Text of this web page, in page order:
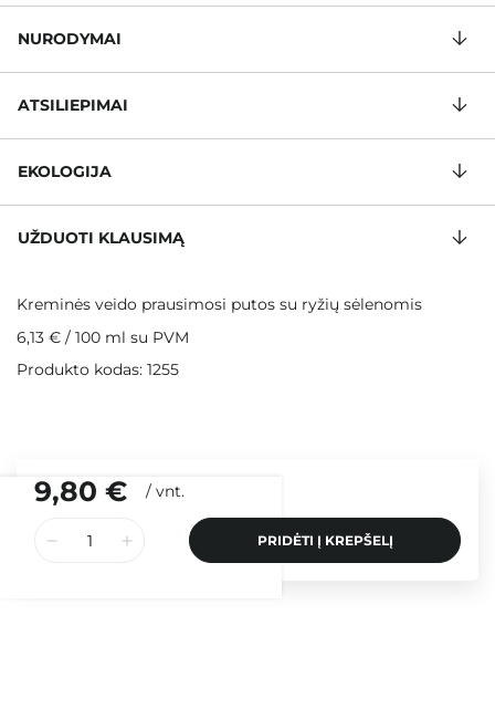
9,80 € / vnt.
PRIDĖTI Į KREPŠELĮ
NURODYMAI
ATSILIEPIMAI
EKOLOGIJA
UŽDUOTI KLAUSIMĄ
Kreminės veido prausimosi putos su ryžių sėlenomis
6,13 € / 100 ml su PVM
Produkto kodas: 1255